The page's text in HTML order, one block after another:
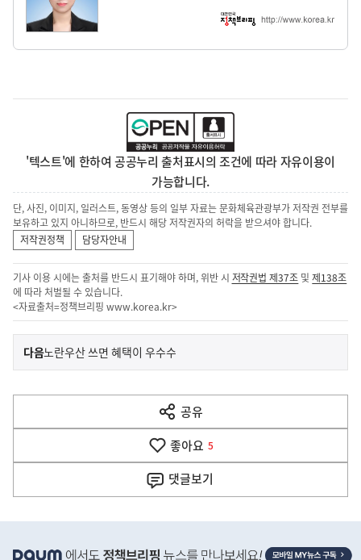
'텍스트'에 한하여 공공누리 출처표시의 조건에 따라 자유이용이
가능합니다.
단, 사진, 이미지, 일러스트, 동영상 등의 일부 자료는 문화체육관광부가 저작권 전부를
보유하고 있지 아니하므로, 반드시 해당 저작권자의 허락을 받으셔야 합니다.
저작권정책
담당자안내
기사 이용 시에는 출처를 반드시 표기해야 하며, 위반 시 저작권법 제37조 및제138조
에 따라 처벌될 수 있습니다.
<자료출처=정책브리핑 www.korea.kr>
이
전
다
음
다음기
사
노란우산 쓰면 혜택이 우수수
공유
열
기
좋아요 5
댓글보기